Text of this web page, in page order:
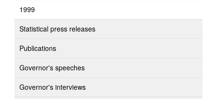
1999
Statistical press releases
Publications
Governor's speeches
Governor's interviews